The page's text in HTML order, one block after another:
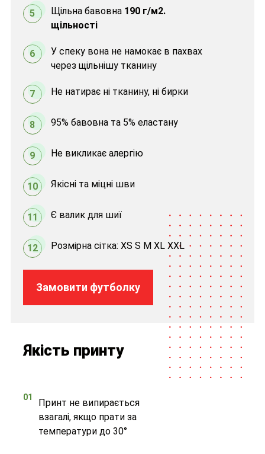
5 Щільна бавовна 190 г/м2.
щільності
6
У спеку вона не намокає в пахвах
через щільнішу тканину
7 Не натирає ні тканину, ні бирки
8 95% бавовна та 5% еластану
9 Не викликає алергію
10 Якісні та міцні шви
11 Є валик для шиї
12 Розмірна сітка: XS S M XL XXL
Замовити футболку
Якість принту
01
Принт не випирається
взагалі, якщо прати за
температури до 30°